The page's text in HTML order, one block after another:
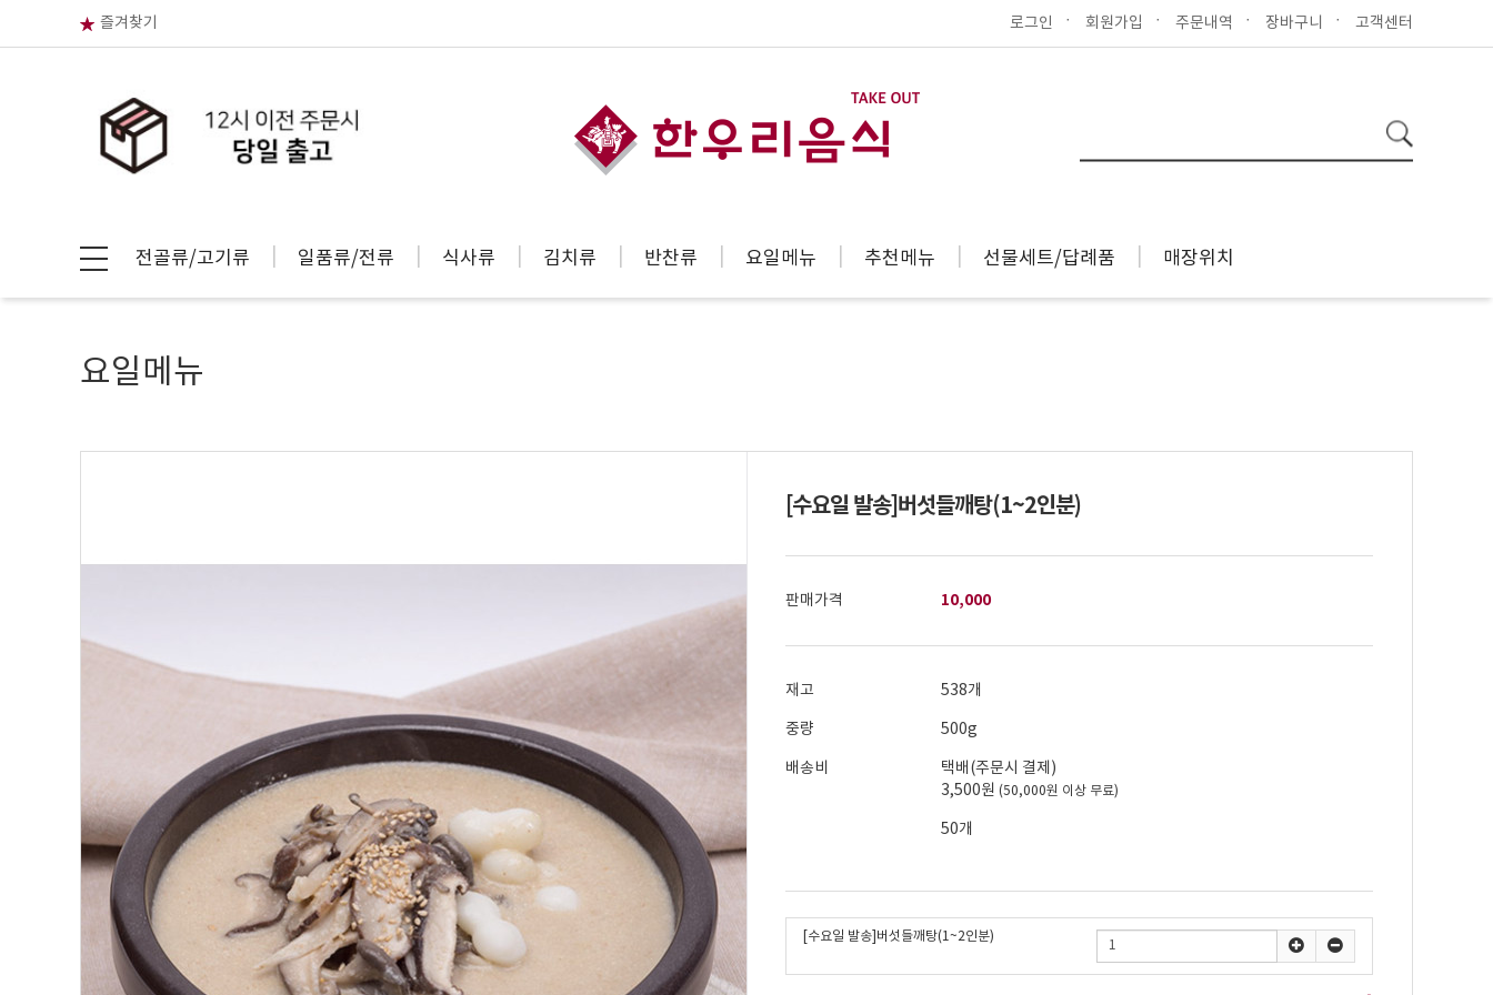
즐겨찾기 로그인 회원가입 주문내역 장바구니 고객센터
전골류/고기류 일품류/전류 식사류 김치류 반찬류 요일메뉴 추천메뉴 선물세트/답례품 매장위치
요일메뉴
[수요일 발송]버섯들깨탕(1~2인분)
판매가격 10,000
재고 538개
중량 500g
배송비
택배(주문시 결제)
3,500원 (50,000원 이상 무료)
50개
[수요일 발송]버섯들깨탕(1~2인분)